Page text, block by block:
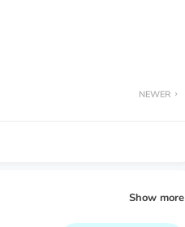
NEWER
Show more